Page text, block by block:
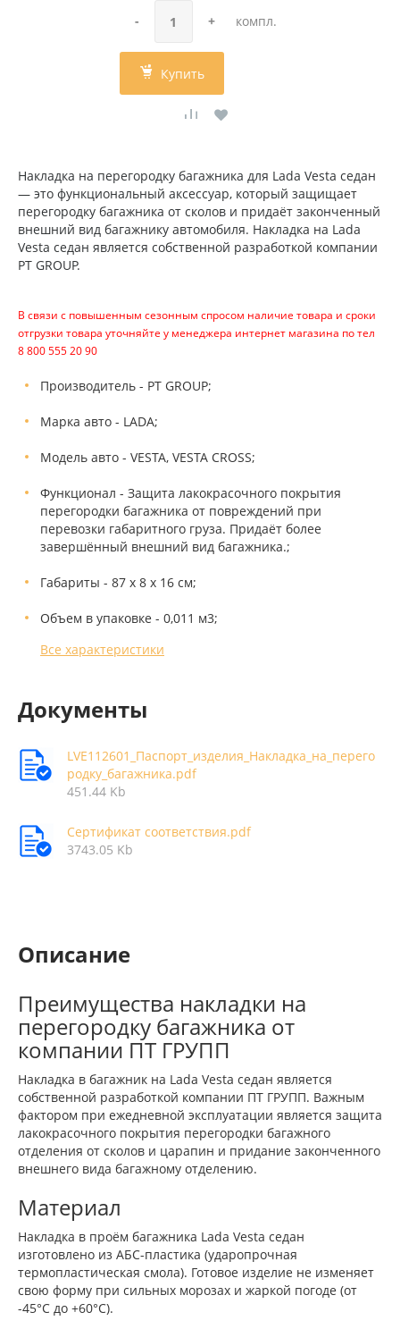
- + компл.
Купить
Накладка на перегородку багажника для Lada Vesta седан
— это функциональный аксессуар, который защищает
перегородку багажника от сколов и придаёт законченный
внешний вид багажнику автомобиля. Накладка на Lada
Vesta седан является собственной разработкой компании
PT GROUP.
В связи с повышенным сезонным спросом наличие товара и сроки
отгрузки товара уточняйте у менеджера интернет магазина по тел
8 800 555 20 90
Производитель - PT GROUP;
Марка авто - LADA;
Модель авто - VESTA, VESTA CROSS;
Функционал - Защита лакокрасочного покрытия
перегородки багажника от повреждений при
перевозки габаритного груза. Придаёт более
завершённый внешний вид багажника.;
Габариты - 87 х 8 х 16 см;
Объем в упаковке - 0,011 м3;
Все характеристики
Документы
LVE112601_Паспорт_изделия_Накладка_на_перего
родку_багажника.pdf
451.44 Kb
Сертификат соответствия.pdf
3743.05 Kb
Описание
Преимущества накладки на
перегородку багажника от
компании ПТ ГРУПП
Накладка в багажник на Lada Vesta седан является
собственной разработкой компании ПТ ГРУПП. Важным
фактором при ежедневной эксплуатации является защита
лакокрасочного покрытия перегородки багажного
отделения от сколов и царапин и придание законченного
внешнего вида багажному отделению.
Материал
Накладка в проём багажника Lada Vesta седан
изготовлено из АБС-пластика (ударопрочная
термопластическая смола). Готовое изделие не изменяет
свою форму при сильных морозах и жаркой погоде (от
-45°C до +60°C).